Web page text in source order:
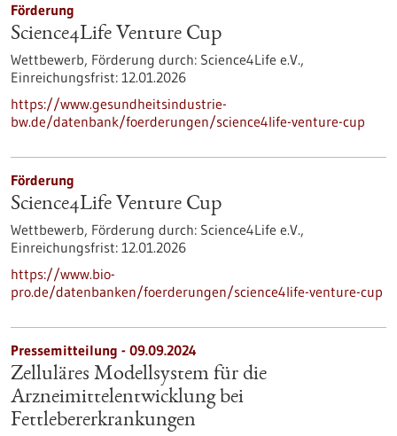
Förderung
Science4Life Venture Cup
Wettbewerb, Förderung durch: Science4Life e.V.,
Einreichungsfrist: 12.01.2026
https://www.gesundheitsindustrie-
bw.de/datenbank/foerderungen/science4life-venture-cup
Förderung
Science4Life Venture Cup
Wettbewerb, Förderung durch: Science4Life e.V.,
Einreichungsfrist: 12.01.2026
https://www.bio-
pro.de/datenbanken/foerderungen/science4life-venture-cup
Pressemitteilung - 09.09.2024
Zelluläres Modellsystem für die
Arzneimittelentwicklung bei
Fettlebererkrankungen